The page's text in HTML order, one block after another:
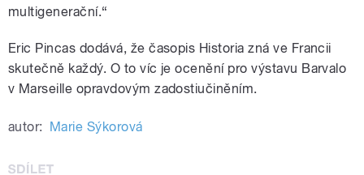
multigenerační.“
Eric Pincas dodává, že časopis Historia zná ve Francii
skutečně každý. O to víc je ocenění pro výstavu Barvalo
v Marseille opravdovým zadostiučiněním.
autor: Marie Sýkorová